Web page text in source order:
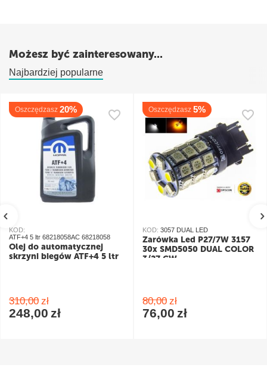
Możesz być zainteresowany...
Najbardziej popularne
Oszczędzasz 20%
KOD:
ATF+4 5 ltr 68218058AC 68218058
Olej do automatycznej
skrzyni biegów ATF+4 5 ltr
310,00 zł
248,00 zł
Oszczędzasz 5%
KOD: 3057 DUAL LED
Żarówka Led P27/7W 3157
30x SMD5050 DUAL COLOR
3/27 CW
80,00 zł
76,00 zł